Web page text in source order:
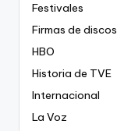
Festivales
Firmas de discos
HBO
Historia de TVE
Internacional
La Voz